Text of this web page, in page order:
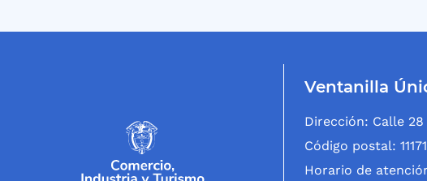
Ventanilla
Dirección: Calle 28
Código postal:
Horario de